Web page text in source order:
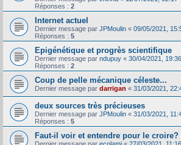
Réponses : 2
Internet actuel
Dernier message par JPMoulin « 09/05/2021,
Réponses : 5
Epigénétique et progrès scientifique
Dernier message par ndupuy « 30/04/2021, 19:36
Réponses : 2
Coup de pelle mécanique céleste...
Dernier message par darrigan « 31/03/2021,
deux sources très précieuses
Dernier message par JPMoulin « 31/03/2021,
Réponses : 5
Faut-il voir et entendre pour le